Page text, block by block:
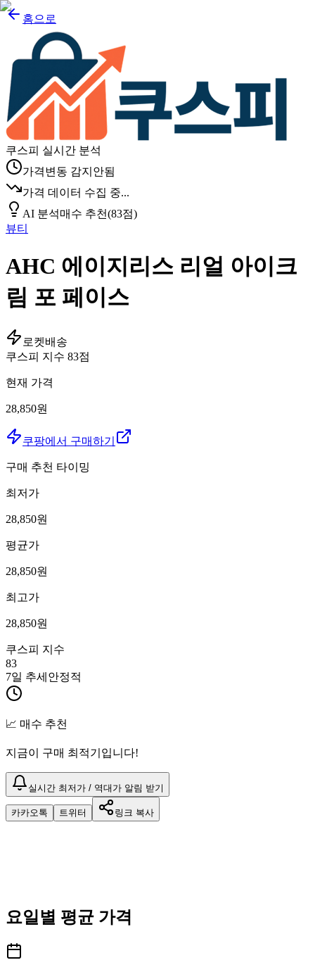
홈으로
쿠스피 실시간 분석
가격변동 감지안됨
가격 데이터 수집 중...
AI 분석매수 추천(83점)
뷰티
AHC 에이지리스 리얼 아이크
림 포 페이스
로켓배송
쿠스피 지수 83점
현재 가격
28,850원
쿠팡에서 구매하기
구매 추천 타이밍
최저가
28,850원
평균가
28,850원
최고가
28,850원
쿠스피 지수
83
7일 추세 안정적
📈 매수 추천
지금이 구매 최적기입니다!
실시간 최저가 / 역대가 알림 받기
카카오톡 트위터 링크 복사
요일별 평균 가격